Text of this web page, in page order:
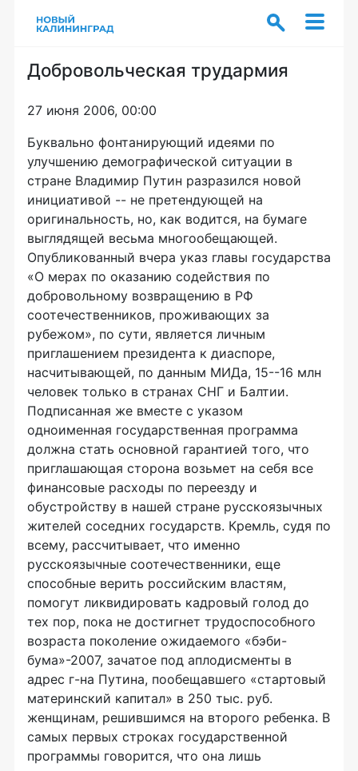
Добровольческая трудармия
27 июня 2006, 00:00
Буквально фонтанирующий идеями по
улучшению демографической ситуации в
стране Владимир Путин разразился новой
инициативой -- не претендующей на
оригинальность, но, как водится, на бумаге
выглядящей весьма многообещающей.
Опубликованный вчера указ главы государства
«О мерах по оказанию содействия по
добровольному возвращению в РФ
соотечественников, проживающих за
рубежом», по сути, является личным
приглашением президента к диаспоре,
насчитывающей, по данным МИДа, 15--16 млн
человек только в странах СНГ и Балтии.
Подписанная же вместе с указом
одноименная государственная программа
должна стать основной гарантией того, что
приглашающая сторона возьмет на себя все
финансовые расходы по переезду и
обустройству в нашей стране русскоязычных
жителей соседних государств. Кремль, судя по
всему, рассчитывает, что именно
русскоязычные соотечественники, еще
способные верить российским властям,
помогут ликвидировать кадровый голод до
тех пор, пока не достигнет трудоспособного
возраста поколение ожидаемого «бэби-
бума»-2007, зачатое под аплодисменты в
адрес г-на Путина, пообещавшего «стартовый
материнский капитал» в 250 тыс. руб.
женщинам, решившимся на второго ребенка. В
самых первых строках государственной
программы говорится, что она лишь